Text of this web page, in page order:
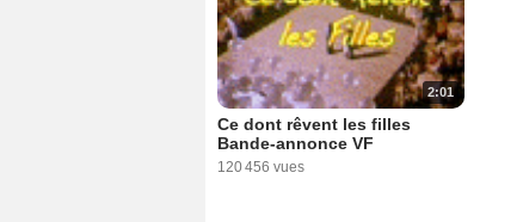
2:01
Ce dont rêvent les filles
Bande-annonce VF
120 456 vues